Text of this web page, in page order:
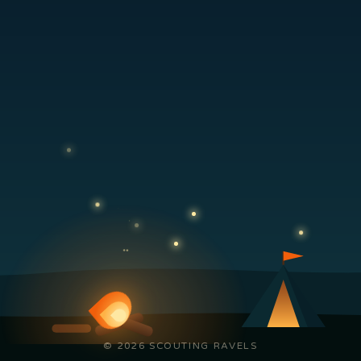
© 2026 SCOUTING RAVELS